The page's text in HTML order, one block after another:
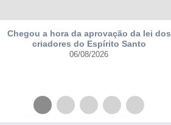
Chegou a hora da aprovação da lei dos
criadores do Espírito Santo
06/08/2026